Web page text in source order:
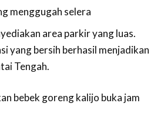
menggugah selera
area parkir yang luas.
yang bersih berhasil menjadikan
Tengah.
bebek goreng kalijo buka jam